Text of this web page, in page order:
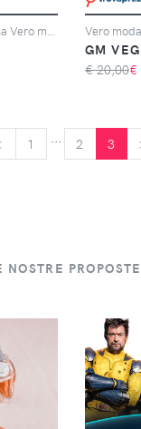
GM
€ 20,00€
1 2 3
NOSTRE